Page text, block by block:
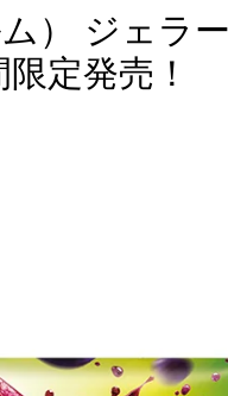
） ジェラ
定発売！